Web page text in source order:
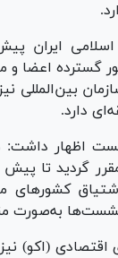
۱۰ ساله،
اعضا و
بین‌المللی
دارد.
اظهار داشت:
گردید تا پیش
کشور‌های
به‌صورت
(اکو)